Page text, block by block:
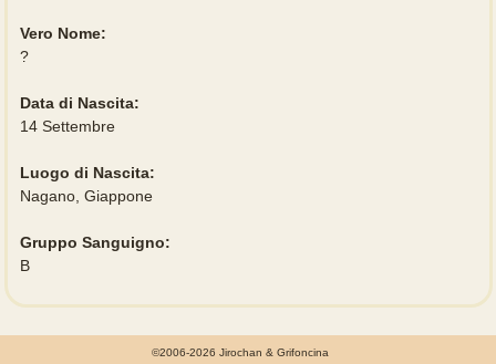
Vero Nome:
?
Data di Nascita:
14 Settembre
Luogo di Nascita:
Nagano, Giappone
Gruppo Sanguigno:
B
©2006-2026 Jirochan & Grifoncina